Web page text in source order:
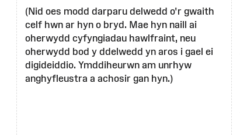
(Nid oes modd darparu delwedd o'r gwaith
celf hwn ar hyn o bryd. Mae hyn naill ai
oherwydd cyfyngiadau hawlfraint, neu
oherwydd bod y ddelwedd yn aros i gael ei
digideiddio. Ymddiheurwn am unrhyw
anghyfleustra a achosir gan hyn.)